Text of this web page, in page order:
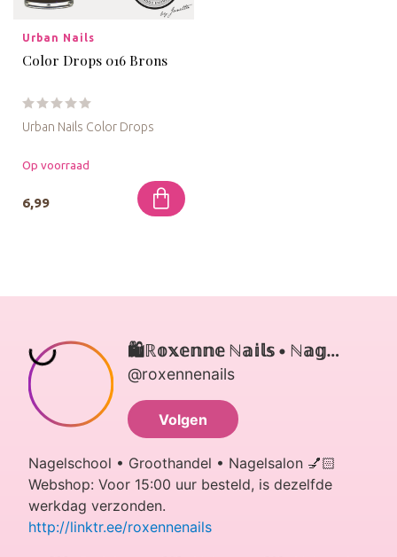
Urban Nails
Color Drops 016 Brons
Urban Nails Color Drops
De colordrops zijn geschikt
voor diverse designs. C...
Op voorraad
6,99